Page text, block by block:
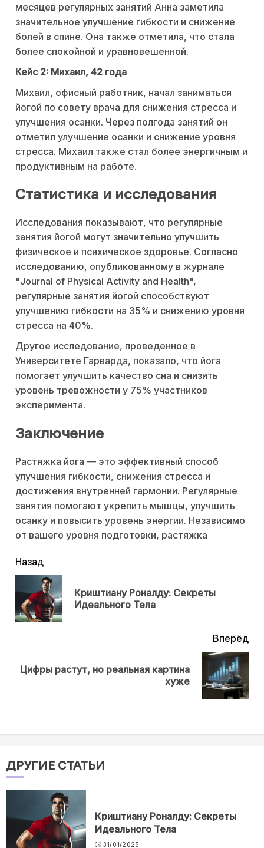
месяцев регулярных занятий Анна заметила
значительное улучшение гибкости и снижение
болей в спине. Она также отметила, что стала
более спокойной и уравновешенной.
Кейс 2: Михаил, 42 года
Михаил, офисный работник, начал заниматься
йогой по совету врача для снижения стресса и
улучшения осанки. Через полгода занятий он
отметил улучшение осанки и снижение уровня
стресса. Михаил также стал более энергичным и
продуктивным на работе.
Статистика и исследования
Исследования показывают, что регулярные
занятия йогой могут значительно улучшить
физическое и психическое здоровье. Согласно
исследованию, опубликованному в журнале
"Journal of Physical Activity and Health",
регулярные занятия йогой способствуют
улучшению гибкости на 35% и снижению уровня
стресса на 40%.
Другое исследование, проведенное в
Университете Гарварда, показало, что йога
помогает улучшить качество сна и снизить
уровень тревожности у 75% участников
эксперимента.
Заключение
Растяжка йога — это эффективный способ
улучшения гибкости, снижения стресса и
достижения внутренней гармонии. Регулярные
занятия помогают укрепить мышцы, улучшить
осанку и повысить уровень энергии. Независимо
от вашего уровня подготовки, растяжка
читать
еще
Назад
Криштиану Роналду: Секреты
Идеального Тела
Вперёд
Next
Цифры растут, но реальная картина
хуже
ДРУГИЕ СТАТЬИ
Криштиану Роналду: Секреты
Идеального Тела
31/01/2025